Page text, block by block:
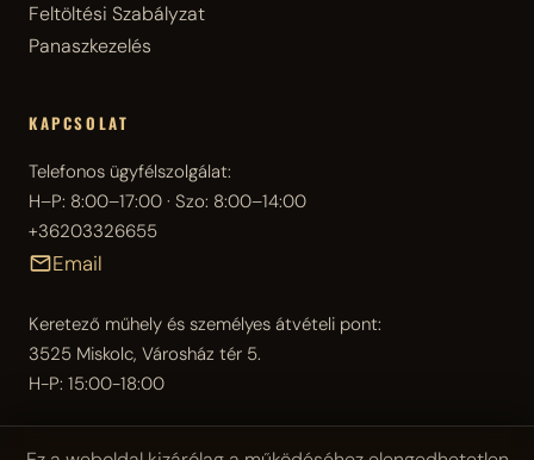
Feltöltési Szabályzat
Panaszkezelés
KAPCSOLAT
Telefonos ügyfélszolgálat:
H–P: 8:00–17:00 · Szo: 8:00–14:00
+36203326655
Email
Keretező műhely és személyes átvételi pont:
3525 Miskolc, Városház tér 5.
H-P: 15:00-18:00